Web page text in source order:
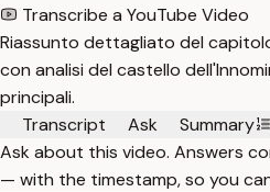
Transcribe a YouTube Video
Riassunto dettagliato del
con analisi del castello
principali.
Transcript
Ask Summary
Ask about this video. Answers
— with the timestamp, so you